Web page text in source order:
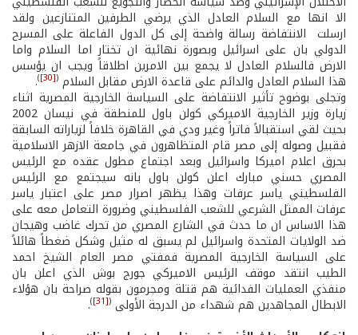
الا انها مع السلام العادل الذي يرضي الطرفين المتنازعين ولقد
ارسلت الانتفاضة رسالة واضحة إلى كل الدول الفاعلة على المسرح
الدولي بان على اسرائيل وبصورة نهائية ان تختار اما السلام واما
الارض فالسلام العادل لا يجمع بين الامرين اطلاقاً ويجب ان يؤسس
هذا السلام العادل والدائم على قاعدة الارض مقابل السلام (
[30]
)
.
وتجلى بوضوح تأثير الانتفاضة على السياسة الخارجية المصرية اثناء
زيارة وزير الخارجية الاميركي كولن باول للمنطقة في نيسان 2002
بحيث لقي استقبالاً فاتراً وغير ودي في القاهرة خلافاً لزياراته السابقة
فقبيل وصوله إلى مصر قام المتظاهرون في جامعة الازهر الاسلامية
بحرق اعلام اميركا واسرائيل وبعد اجتماع مطول عقده مع الرئيس
المصري حسني مبارك اعلن كولن باول بانه سيجتمع مع الرئيس
الفلسطيني ياسر عرفات وهذا يظهر اصرار مصر على اعتبار ياسر
عرفات الممثل الشرعي للشعب الفلسطيني وضرورة التعامل معه على
هذا الاساس ان ما حدث في الشارع المصري من تحرك غاضب وهيجان
ضد الولايات المتحدة واسرائيل لم يسبق له مثيل وشكل ضغطاً هائلاً
على السياسة الخارجية المصرية فمفتي مصر العام الشيخ احمد
الطيب انتقد موقف الرئيس الاميركي جورج بوش الذي اعلن بان
منفذي العمليات الفدائية هم قتلة ومجرمون بقوله صراحة بان هؤلاء
الابطال المجاهدين هم شهداء من الدرجة الأولى (
[31]
)
.